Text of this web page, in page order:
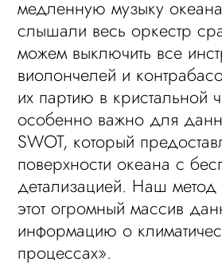
медленную музыку
слышали весь оркестр
можем выключить все
виолончелей и
их партию в кристальной
особенно важно для
SWOT, который
поверхности океана с
детализацией. Наш
этот огромный массив
информацию о
процессах».